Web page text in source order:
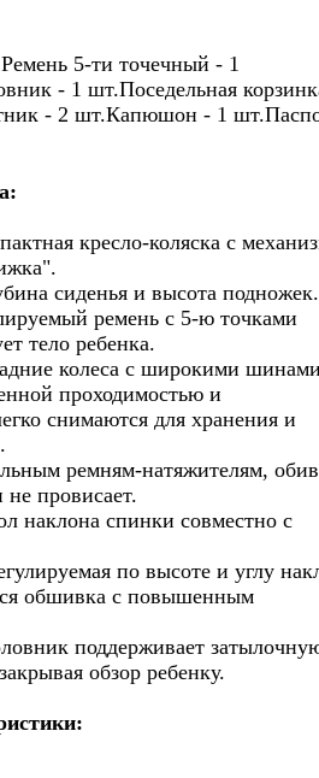
5-ти точечный - 1
- 1 шт.Поседельная
- 2 шт.Капюшон - 1
кресло-коляска с
сиденья и высота подножек.
ремень с 5-ю точками
тело ребенка.
колеса с широкими
проходимостью и
снимаются для хранения и
ремням-натяжителям,
провисает.
наклона спинки совместно с
по высоте и углу
обшивка с повышенным
поддерживает
обзор ребенку.